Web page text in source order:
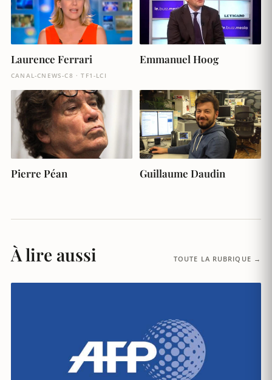
Laurence Ferrari
CANAL-CNEWS-C8 · TF1-LCI
Emmanuel Hoog
Pierre Péan Guillaume Daudin
À lire aussi TOUTE LA RUBRIQUE →